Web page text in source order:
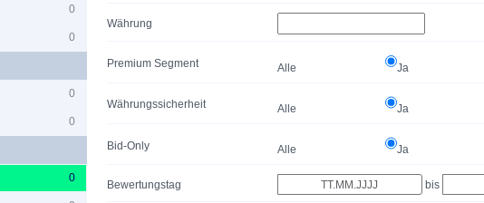
0
0
0
0
0
Währung
Premium Segment Alle Ja
Währungssicherheit Alle Ja
Bid-Only Alle Ja
Bewertungstag bis